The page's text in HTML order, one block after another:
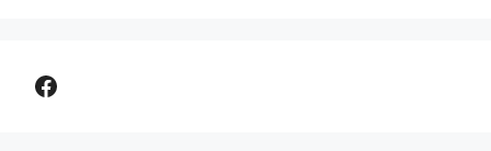
Comparer assurance